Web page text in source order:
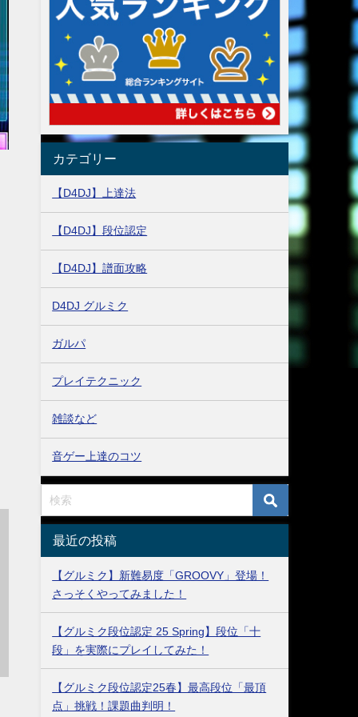
カテゴリー
【D4DJ】上達法
【D4DJ】段位認定
【D4DJ】譜面攻略
D4DJ グルミク
ガルパ
プレイテクニック
雑談など
音ゲー上達のコツ
最近の投稿
【グルミク】新難易度「GROOVY」登場！
さっそくやってみました！
【グルミク段位認定 25 Spring】段位「十
段」を実際にプレイしてみた！
【グルミク段位認定25春】最高段位「最頂
点」挑戦！課題曲判明！